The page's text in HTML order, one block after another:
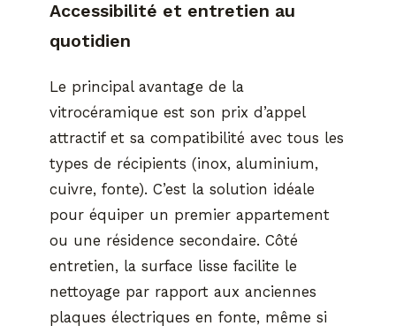
Accessibilité et entretien au
quotidien
Le principal avantage de la
vitrocéramique est son prix d’appel
attractif et sa compatibilité avec tous les
types de récipients (inox, aluminium,
cuivre, fonte). C’est la solution idéale
pour équiper un premier appartement
ou une résidence secondaire. Côté
entretien, la surface lisse facilite le
nettoyage par rapport aux anciennes
plaques électriques en fonte, même si